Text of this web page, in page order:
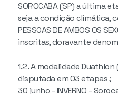
SOROCABA (SP) a última
seja a condição climática,
PESSOAS DE AMBOS OS
inscritas, doravante
1.2. A modalidade
disputada em 03 etapas ;
30 junho - INVERNO -